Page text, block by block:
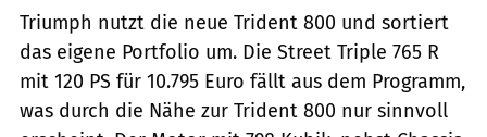
Triumph nutzt die neue Trident 800 und sortiert
das eigene Portfolio um. Die Street Triple 765 R
mit 120 PS für 10.795 Euro fällt aus dem Programm,
was durch die Nähe zur Trident 800 nur sinnvoll